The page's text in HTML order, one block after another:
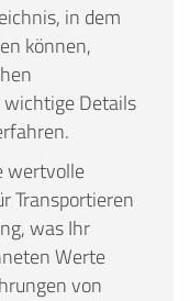
in dem
können,
Details
wertvolle
Transportieren
was Ihr
Werte
von